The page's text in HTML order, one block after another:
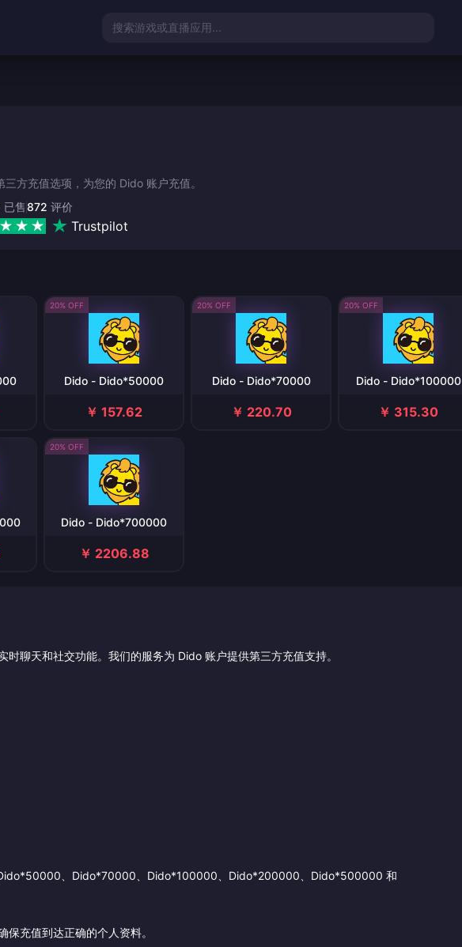
搜索游戏或直播应用...
方充值选项，为您的 Dido 账户充值。
872 评价
已售
Trustpilot
20% OFF
Dido - Dido*50000
￥ 157.62
20% OFF
Dido - Dido*70000
￥ 220.70
20% OFF
Dido - Dido*100000
￥ 315.30
20% OFF
Dido - Dido*700000
￥ 2206.88
聊天和社交功能。我们的服务为 Dido 账户提供第三方充值支持。
、Dido*70000、Dido*100000、Dido*200000、Dido*500000 和
充值到达正确的个人资料。